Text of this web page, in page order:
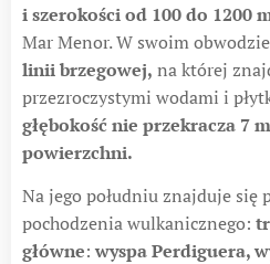
i szerokości od 100 do 1200
Mar Menor. W swoim
linii brzegowej, na której
przezroczystymi wodami i
głębokość nie przekracza 7
powierzchni.
Na jego południu znajduje się
pochodzenia wulkanicznego:
główne:wyspa Perdiguera,